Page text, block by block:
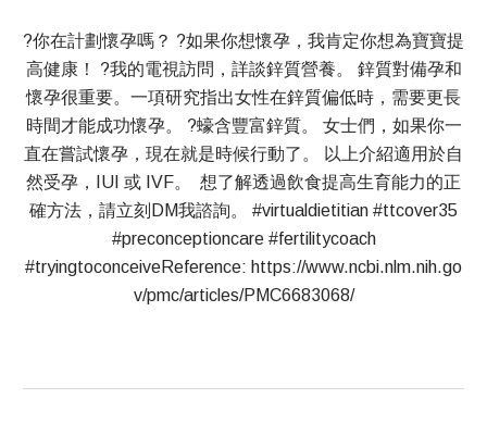
?你在計劃懷孕嗎？ ?如果你想懷孕，我肯定你想為寶寶提
高健康！ ?我的電視訪問，詳談鋅質營養。 鋅質對備孕和
懷孕很重要。一項研究指出女性在鋅質偏低時，需要更長
時間才能成功懷孕。 ?蠔含豐富鋅質。 女士們，如果你一
直在嘗試懷孕，現在就是時候行動了。 以上介紹適用於自
然受孕，IUI 或 IVF。 想了解透過飲食提高生育能力的正
確方法，請立刻DM我諮詢。 #virtualdietitian #ttcover35
#preconceptioncare #fertilitycoach
#tryingtoconceiveReference: https://www.ncbi.nlm.nih.go
v/pmc/articles/PMC6683068/